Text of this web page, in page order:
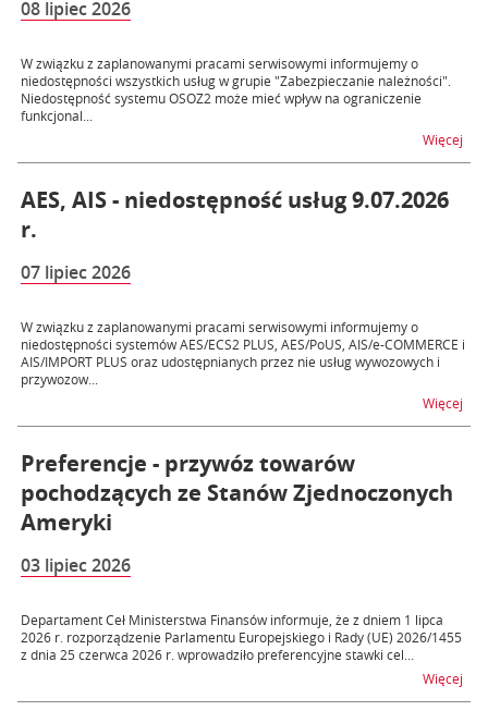
08 lipiec 2026
W związku z zaplanowanymi pracami serwisowymi informujemy o
niedostępności wszystkich usług w grupie "Zabezpieczanie należności".
Niedostępność systemu OSOZ2 może mieć wpływ na ograniczenie
funkcjonal...
Więcej
AES, AIS - niedostępność usług 9.07.2026
r.
07 lipiec 2026
W związku z zaplanowanymi pracami serwisowymi informujemy o
niedostępności systemów AES/ECS2 PLUS, AES/PoUS, AIS/e-COMMERCE i
AIS/IMPORT PLUS oraz udostępnianych przez nie usług wywozowych i
przywozow...
Więcej
Preferencje - przywóz towarów
pochodzących ze Stanów Zjednoczonych
Ameryki
03 lipiec 2026
Departament Ceł Ministerstwa Finansów informuje, że z dniem 1 lipca
2026 r. rozporządzenie Parlamentu Europejskiego i Rady (UE) 2026/1455
z dnia 25 czerwca 2026 r. wprowadziło preferencyjne stawki cel...
Więcej